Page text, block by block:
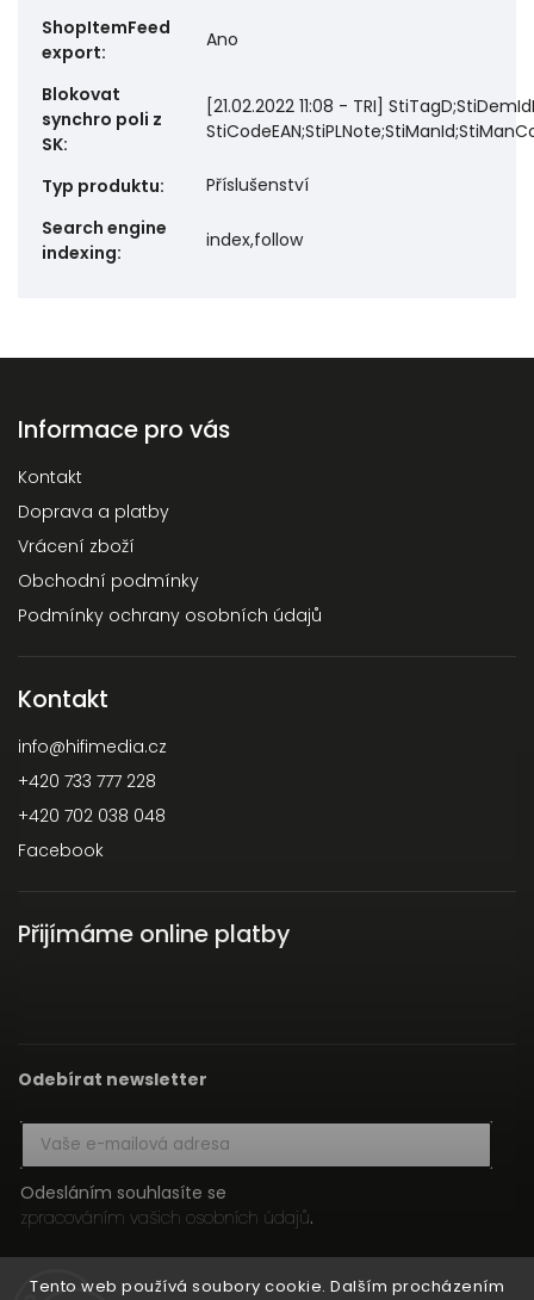
Tento web používá soubory cookie. Dalším procházením
ShopItemFeed
export:
Ano
Blokovat
synchro poli z
SK:
[21.02.2022 11:08 - TRI]
Typ produktu:
Příslušenství
Search engine
indexing:
index,follow
Informace pro vás
Kontakt
Doprava a platby
Vrácení zboží
Obchodní podmínky
Podmínky ochrany osobních údajů
Kontakt
info@hifimedia.cz
+420 733 777 228
+420 702 038 048
Facebook
Přijímáme online platby
Odebírat newsletter
Odesláním souhlasíte se
zpracováním vašich osobních údajů.